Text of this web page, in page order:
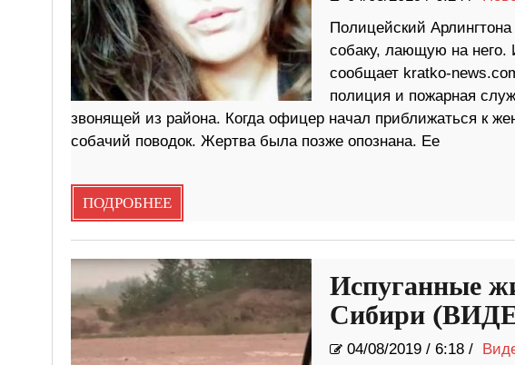
Полицейский
собаку, лающую на него.
сообщает kratko-
полиция и пожарная
звонящей из района. Когда офицер начал приближаться к
собачий поводок. Жертва была позже опознана. Ее
ПОДРОБНЕЕ
Испуганные
Сибири
04/08/2019/ 6:18 /